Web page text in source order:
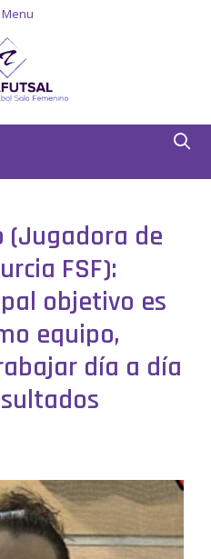
Menu
(Jugadora de
FSF):
objetivo es
equipo,
día a día